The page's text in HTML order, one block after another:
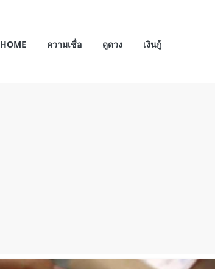
HOME ความเชื่อ ดูดวง เงินกู้